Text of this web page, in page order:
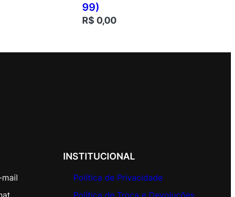
99)
R$ 0,00
INSTITUCIONAL
Política de Privacidade